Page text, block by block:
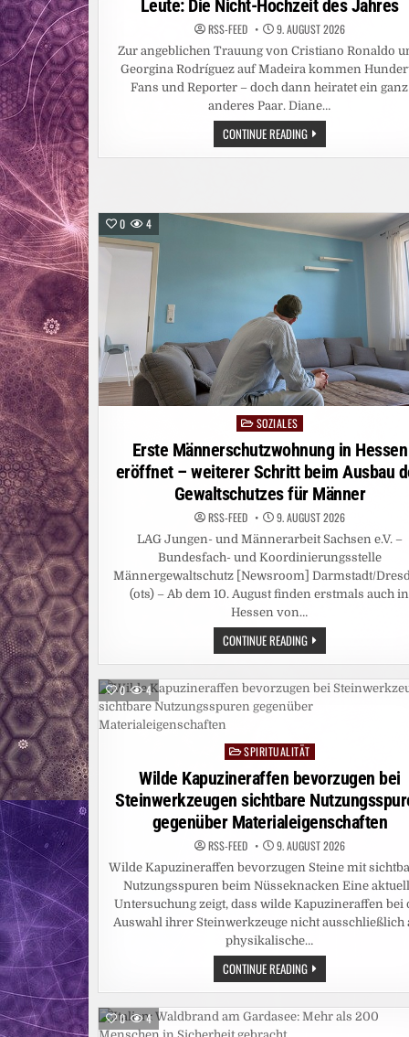
Leute: Die Nicht-Hochzeit des Jahres
RSS-FEED 9. AUGUST 2026
Zur angeblichen Trauung von Cristiano Ronaldo
Georgina Rodríguez auf Madeira kommen
Fans und Reporter – doch dann heiratet ein ganz
anderes Paar. Diane…
CONTINUE READINGLEUTE:
DIE
NICHT-
0 4
Posted
in
SOZIALES
Erste Männerschutzwohnung in Hessen
eröffnet – weiterer Schritt beim Ausbau
Gewaltschutzes für Männer
RSS-FEED 9. AUGUST 2026
LAG Jungen- und Männerarbeit Sachsen e.V. –
Bundesfach- und Koordinierungsstelle
Männergewaltschutz [Newsroom] Darmstadt/
(ots) – Ab dem 10. August finden erstmals auch in
Hessen von…
CONTINUE READINGERSTE
IN
ERÖFFNET
–
WEITERER
AUSBAU
DES
GEWALTSCHUTZES
FÜR
MÄNNER
0 4
Posted
in
SPIRITUALITÄT
Wilde Kapuzineraffen bevorzugen bei
Steinwerkzeugen sichtbare
gegenüber Materialeigenschaften
RSS-FEED 9. AUGUST 2026
Wilde Kapuzineraffen bevorzugen Steine mit
Nutzungsspuren beim Nüsseknacken Eine
Untersuchung zeigt, dass wilde Kapuzineraffen bei
Auswahl ihrer Steinwerkzeuge nicht ausschließlich
physikalische…
CONTINUE READINGWILDE
KAPUZINERAFFEN
BEVORZUGEN
STEINWERKZEUGEN
SICHTBARE
0 4